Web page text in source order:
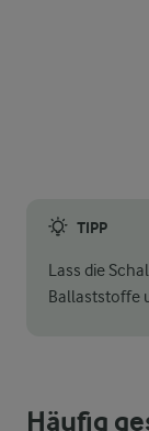
TIPP
Lass die
Ballaststoffe
Häufig